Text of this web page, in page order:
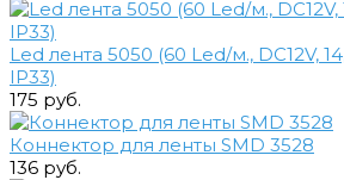
Led лента 5050 (60 Led/м., DC12V,
IP33)
175 руб.
Коннектор для ленты SMD 3528
136 руб.